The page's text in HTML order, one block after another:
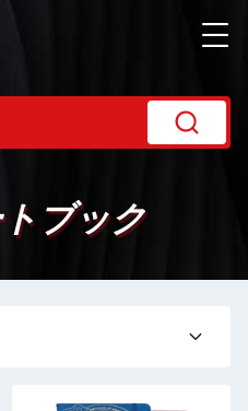
ブック